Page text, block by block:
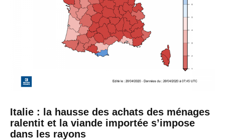
Italie : la hausse des achats des ménages
ralentit et la viande importée s’impose
dans les rayons